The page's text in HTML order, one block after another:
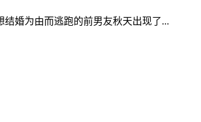
为由而逃跑的前男友秋天出现了...